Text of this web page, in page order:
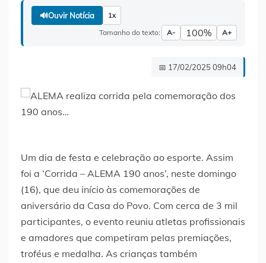
🔊Ouvir Notícia 1x
Tamanho do texto: A- 100% A+
📅 17/02/2025 09h04
Um dia de festa e celebração ao esporte. Assim
foi a ‘Corrida – ALEMA 190 anos’, neste domingo
(16), que deu início às comemorações de
aniversário da Casa do Povo. Com cerca de 3 mil
participantes, o evento reuniu atletas profissionais
e amadores que competiram pelas premiações,
troféus e medalha. As crianças também